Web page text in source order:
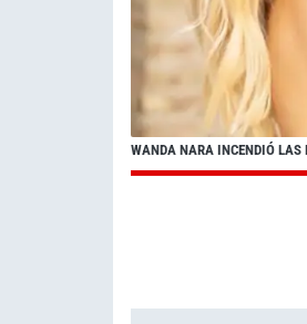
WANDA NARA INCENDIÓ LAS